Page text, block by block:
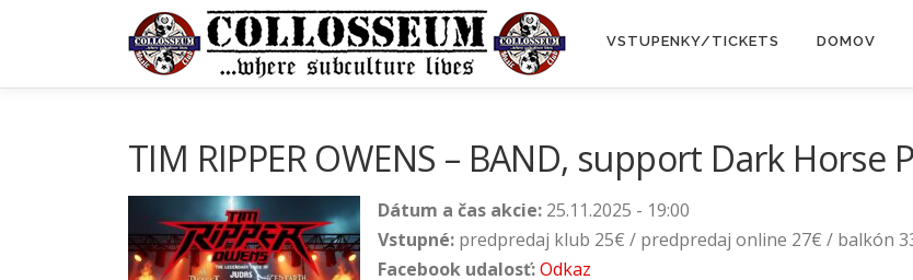
VSTUPENKY/TICKETS DOMOV
TIM RIPPER OWENS – BAND, support Dark Horse
Dátum a čas akcie: 25.11.2025 - 19:00
Vstupné: predpredaj klub 25€ / predpredaj online 27€ / balkón
Facebook udalosť:Odkaz